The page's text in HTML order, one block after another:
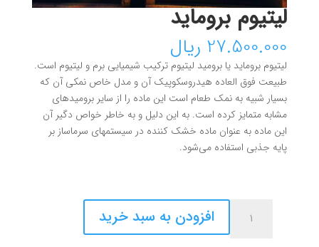
لیتیوم بروماید
27.500.000 ریال
لیتیوم بروماید یا برومید لیتیوم ترکیب شیمیایی برم و لیتیوم است.
طبیعت فوق العاده هیدروسکوپیک آن و مدل خاص نمکی آن که
بسیار شبیه به نمک طعام است این ماده را از سایر برومید‌های
مشابه متمایز کرده است. به این دلیل و به خاطر خواص دگیر آن
این ماده به عنوان ماده خشک کننده در سیستمهای سرماساز بر
پایه جذبی استفاده می‌شود.
بروماید
افزودن به سبد خرید